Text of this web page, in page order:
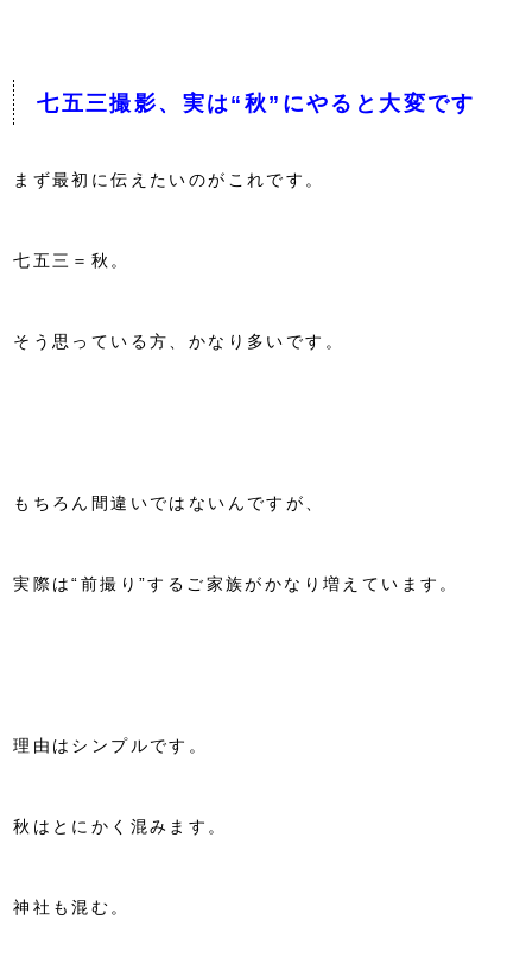
七五三撮影、実は“秋”にやると大変です
まず最初に伝えたいのがこれです。
七五三＝秋。
そう思っている方、かなり多いです。
もちろん間違いではないんですが、
実際は“前撮り”するご家族がかなり増えています。
理由はシンプルです。
秋はとにかく混みます。
神社も混む。